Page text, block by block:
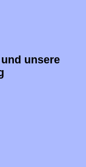
unsere